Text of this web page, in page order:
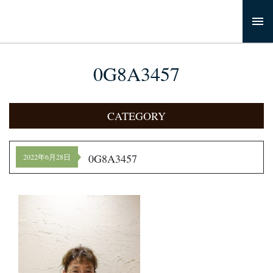
0G8A3457
CATEGORY
2022年6月28日 0G8A3457